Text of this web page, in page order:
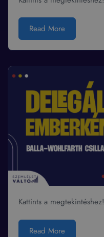
Read More
Kattints a megtekintéshez!
Read More